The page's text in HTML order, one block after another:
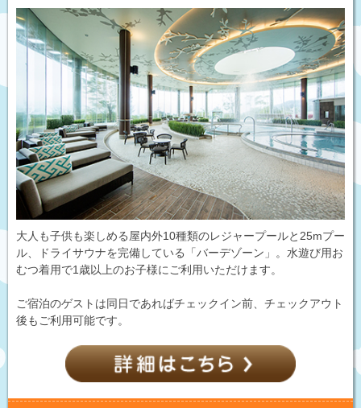
大人も子供も楽しめる屋内外10種類のレジャープールと25mプー
ル、ドライサウナを完備している「バーデゾーン」。水遊び用お
むつ着用で1歳以上のお子様にご利用いただけます。
ご宿泊のゲストは同日であればチェックイン前、チェックアウト
後もご利用可能です。